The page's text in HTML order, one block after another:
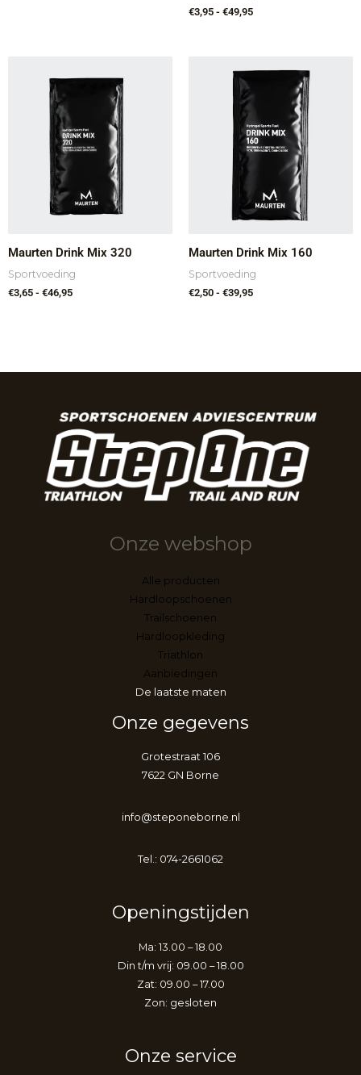
€3,95 - €49,95
Maurten Drink Mix 320
Sportvoeding
€3,65 - €46,95
€3,65
Maurten Drink Mix 160
Sportvoeding
€2,50 - €39,95
Onze webshop
Alle producten
Hardloopschoenen
Trailschoenen
Hardloopkleding
Triathlon
Aanbiedingen
De laatste maten
Onze gegevens
Grotestraat 106
7622 GN Borne
info@steponeborne.nl
Tel.: 074-2661062
Openingstijden
Ma: 13.00 – 18.00
Din t/m vrij: 09.00 – 18.00
Zat: 09.00 – 17.00
Zon: gesloten
Onze service